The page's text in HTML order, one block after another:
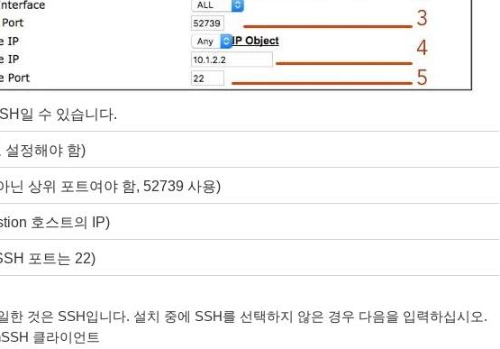
일 수 있습니다.
설정해야 함)
닌 상위 포트여야 함, 52739 사용)
호스트의 IP)
포트는 22)
한 것은 SSH입니다. 설치 중에 SSH를 선택하지 않은 경우 다음을 입력하십시오.
클라이언트